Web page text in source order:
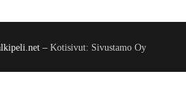
– Kotisivut: Sivustamo Oy